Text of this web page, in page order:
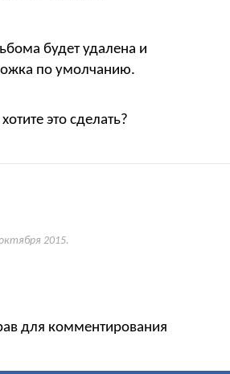
будет удалена и
по умолчанию.
это сделать?
2015.
для комментирования